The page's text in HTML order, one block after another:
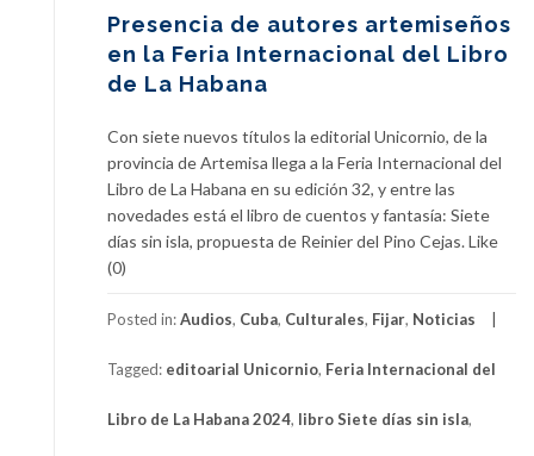
Presencia de autores artemiseños
en la Feria Internacional del Libro
de La Habana
Con siete nuevos títulos la editorial Unicornio, de la
provincia de Artemisa llega a la Feria Internacional del
Libro de La Habana en su edición 32, y entre las
novedades está el libro de cuentos y fantasía: Siete
días sin isla, propuesta de Reinier del Pino Cejas. Like
(0)
Posted in:Audios, Cuba, Culturales, Fijar, Noticias
Tagged: editoarial Unicornio, Feria Internacional del
Libro de La Habana 2024, libro Siete días sin isla,